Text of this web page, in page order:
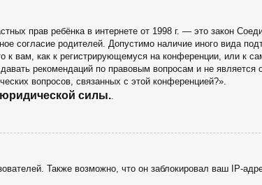
прав ребёнка в интернете от 1998 г. — это закон
согласие родителей. Допустимо наличие иного вида
вам, как к регистрирующемуся на конференции, или к
рекомендаций по правовым вопросам и не
вопросов, связанных с этой конференцией?».
силы.
Также возможно, что он заблокировал ваш IP-